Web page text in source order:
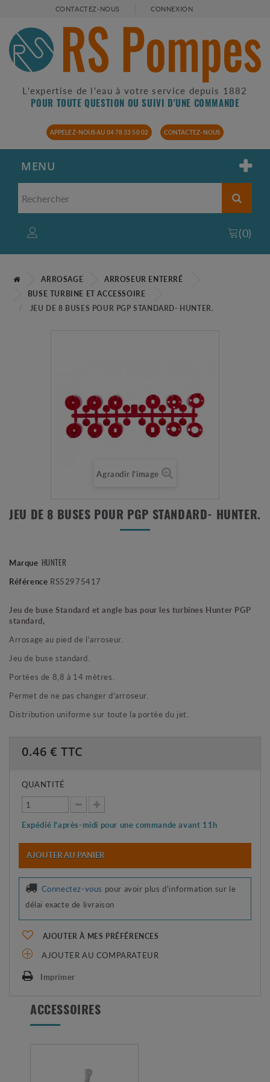
CONTACTEZ-NOUS CONNEXION
L'expertise de l'eau à votre service depuis 1882
POUR TOUTE QUESTION OU SUIVI D'UNE COMMANDE
APPELEZ-NOUS AU 04 78 33 50 02 CONTACTEZ-NOUS
MENU
(0)
ARROSAGE
ARROSEUR ENTERRÉ
BUSE TURBINE ET ACCESSOIRE
JEU DE 8 BUSES POUR PGP STANDARD- HUNTER.
Agrandir l'image
JEU DE 8 BUSES POUR PGP STANDARD- HUNTER.
Marque HUNTER
Référence RS52975417
Jeu de buse Standard et angle bas pour les turbines Hunter PGP
standard,
Arrosage au pied de l'arroseur.
Jeu de buse standard.
Portées de 8,8 à 14 mètres.
Permet de ne pas changer d'arroseur.
Distribution uniforme sur toute la portée du jet.
0.46 € TTC
QUANTITÉ
Expédié l'après-midi pour une commande avant 11h
AJOUTER AU PANIER
Connectez-vous pour avoir plus d'information sur le
délai exacte de livraison
AJOUTER À MES PRÉFÉRENCES
AJOUTER AU COMPARATEUR
Imprimer
ACCESSOIRES